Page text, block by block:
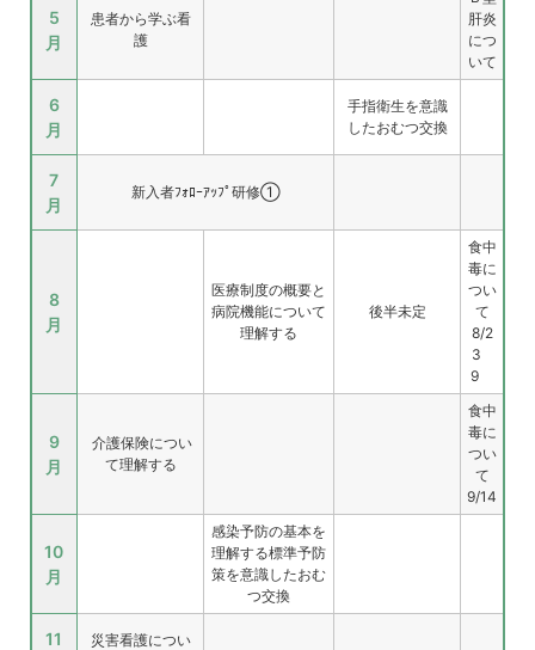
5
月
患者から学ぶ看
護
肝炎
につ
いて
6
月
手指衛生を意識
したおむつ交換
7
月
新入者ﾌｫﾛｰｱｯﾌﾟ研修①
8
月
医療制度の概要と
病院機能について
理解する
後半未定
食中
毒に
つい
て
8/2
3
9
9
月
介護保険につい
て理解する
食中
毒に
つい
て
9/14
10
月
感染予防の基本を
理解する標準予防
策を意識したおむ
つ交換
11
災害看護につい